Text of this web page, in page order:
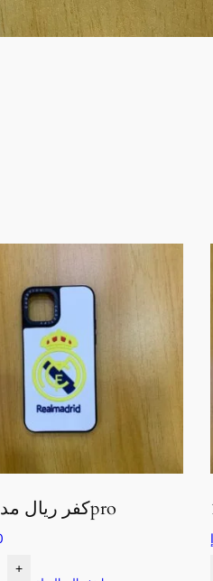
كفر ريال مدريد 11pro
+